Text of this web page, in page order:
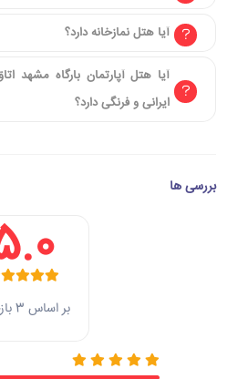
آیا هتل نمازخانه دارد؟
آیا هتل آپارتمان بارگاه مشهد
ایرانی و فرنگی دارد؟
بررسی ها
بر اساس 3 بازخورد